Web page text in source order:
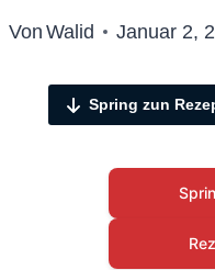
Von Walid Januar 2,
Spring zun